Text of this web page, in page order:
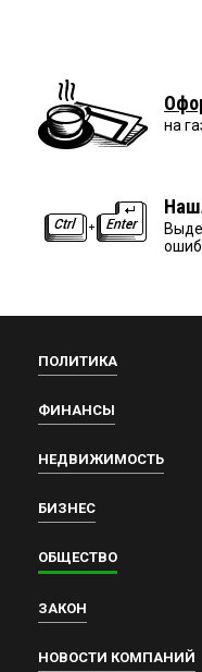
на
ПОЛИТИКА
ФИНАНСЫ
НЕДВИЖИМОСТЬ
БИЗНЕС
ОБЩЕСТВО
ЗАКОН
НОВОСТИ КОМПАНИЙ